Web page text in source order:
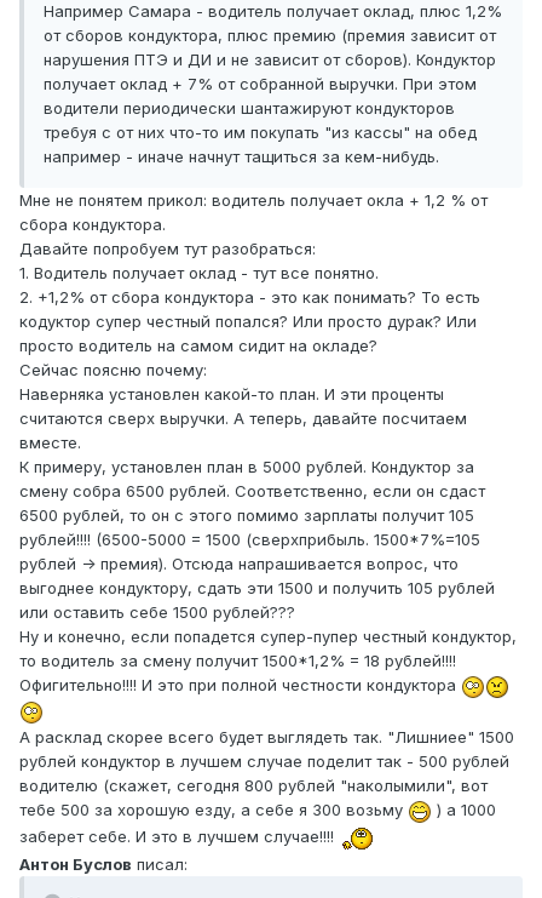
Например Самара - водитель получает оклад, плюс 1,2%
от сборов кондуктора, плюс премию (премия зависит от
нарушения ПТЭ и ДИ и не зависит от сборов). Кондуктор
получает оклад + 7% от собранной выручки. При этом
водители периодически шантажируют кондукторов
требуя с от них что-то им покупать "из кассы" на обед
например - иначе начнут тащиться за кем-нибудь.
Мне не понятем прикол: водитель получает окла + 1,2 % от
сбора кондуктора.
Давайте попробуем тут разобраться:
1. Водитель получает оклад - тут все понятно.
2. +1,2% от сбора кондуктора - это как понимать? То есть
кодуктор супер честный попался? Или просто дурак? Или
просто водитель на самом сидит на окладе?
Сейчас поясню почему:
Наверняка установлен какой-то план. И эти проценты
считаются сверх выручки. А теперь, давайте посчитаем
вместе.
К примеру, установлен план в 5000 рублей. Кондуктор за
смену собра 6500 рублей. Соответственно, если он сдаст
6500 рублей, то он с этого помимо зарплаты получит 105
рублей!!!! (6500-5000 = 1500 (сверхприбыль. 1500*7%=105
рублей -> премия). Отсюда напрашивается вопрос, что
выгоднее кондуктору, сдать эти 1500 и получить 105 рублей
или оставить себе 1500 рублей???
Ну и конечно, если попадется супер-пупер честный кондуктор,
то водитель за смену получит 1500*1,2% = 18 рублей!!!!
Офигительно!!!! И это при полной честности кондуктора
А расклад скорее всего будет выглядеть так. "Лишниее" 1500
рублей кондуктор в лучшем случае поделит так - 500 рублей
водителю (скажет, сегодня 800 рублей "наколымили", вот
тебе 500 за хорошую езду, а себе я 300 возьму
) а 1000
заберет себе. И это в лучшем случае!!!!
Антон Буслов писал: